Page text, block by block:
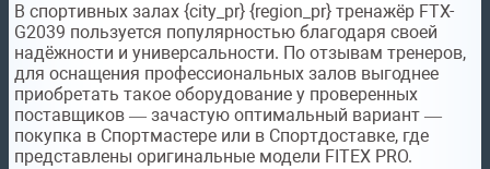
В спортивных залах {city_pr} {region_pr} тренажёр FTX-
G2039 пользуется популярностью благодаря своей
надёжности и универсальности. По отзывам тренеров,
для оснащения профессиональных залов выгоднее
приобретать такое оборудование у проверенных
поставщиков — зачастую оптимальный вариант —
покупка в Спортмастере или в Спортдоставке, где
представлены оригинальные модели FITEX PRO.